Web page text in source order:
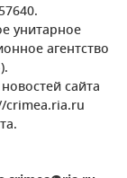
унитарное
агентство
сайта
crimea.ria.ru